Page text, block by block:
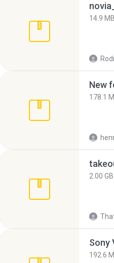
14.9 MB
New
178.1
2.00 GB
192.6